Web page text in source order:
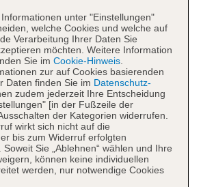
Unterkunft
Haupthaus und 3
den Gästen 137
und 50 Einzelzimmer zur
unter "Einstellungen"
welche Cookies und welche auf
Verarbeitung Ihrer Daten Sie
möchten. Weitere Information
Sie im Cookie-Hinweis.
zur auf Cookies basierenden
Daten finden Sie im Datenschutz-
zudem jederzeit Ihre Entscheidung
[in der Fußzeile der
der Kategorien widerrufen.
wirkt sich nicht auf die
bis zum Widerruf erfolgten
Sie „Ablehnen“ wählen und Ihre
können keine individuellen
werden, nur notwendige Cookies